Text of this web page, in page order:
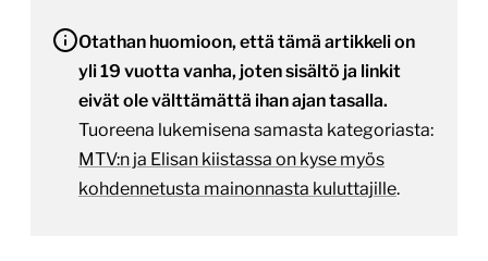
Otathan huomioon, että tämä artikkeli on
yli 19 vuotta vanha, joten sisältö ja linkit
eivät ole välttämättä ihan ajan tasalla.
Tuoreena lukemisena samasta kategoriasta:
MTV:n ja Elisan kiistassa on kyse myös
kohdennetusta mainonnasta kuluttajille.